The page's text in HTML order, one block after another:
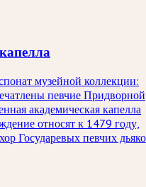
музейной коллекции:
певчие Придворной
академическая капелла
относят к 1479 году,
Государевых певчих